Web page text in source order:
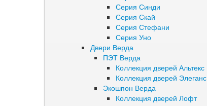
Серия Синди
Серия Скай
Серия Стефани
Серия Уно
Двери Верда
ПЭТ Верда
Коллекция дверей Альтекс
Коллекция дверей Элеганс
Экошпон Верда
Коллекция дверей Лофт